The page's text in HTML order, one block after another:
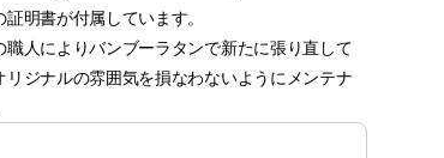
明書が付属しています。
人によりバンブーラタンで新たに張り直して
ジナルの雰囲気を損なわないようにメンテナ